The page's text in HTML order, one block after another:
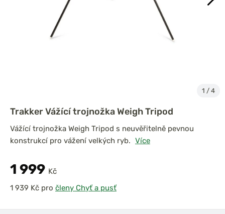
1 / 4
Trakker Vážící trojnožka Weigh Tripod
Vážící trojnožka Weigh Tripod s neuvěřitelně pevnou
konstrukcí pro vážení velkých ryb. Více
1 999 Kč
pro členy Chyť a pusť